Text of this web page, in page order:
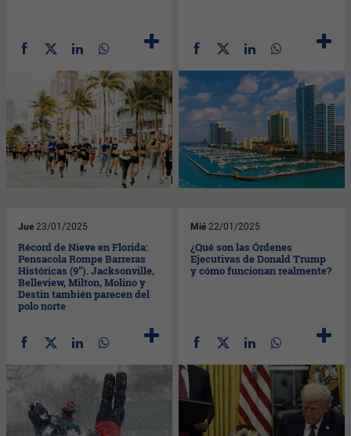
Jue 23/01/2025
Récord de Nieve en Florida:
Pensacola Rompe Barreras
Históricas (9”). Jacksonville,
Belleview, Milton, Molino y
Destin también parecen del
polo norte
Mié 22/01/2025
¿Qué son las Órdenes
Ejecutivas de Donald Trump
y cómo funcionan realmente?